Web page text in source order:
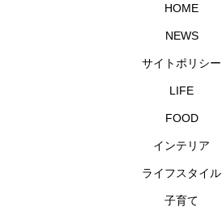
HOME
NEWS
サイトポリシー
LIFE
FOOD
インテリア
ライフスタイル
子育て